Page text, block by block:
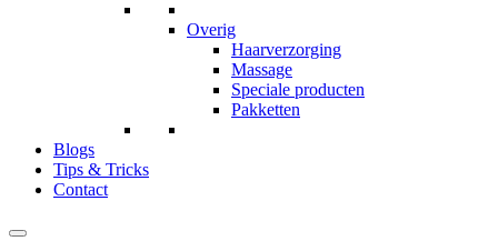
Overig
Haarverzorging
Massage
Speciale producten
Pakketten
Blogs
Tips & Tricks
Contact